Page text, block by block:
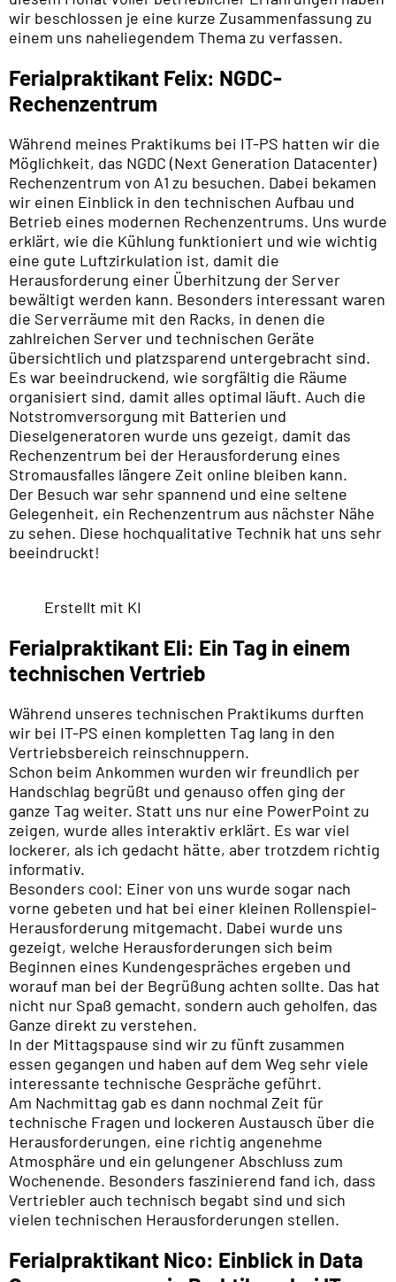
wir beschlossen je eine kurze Zusammenfassung zu
einem uns naheliegendem Thema zu verfassen.
Ferialpraktikant Felix: NGDC-
Rechenzentrum
Während meines Praktikums bei IT-PS hatten wir die
Möglichkeit, das NGDC (Next Generation Datacenter)
Rechenzentrum von A1 zu besuchen. Dabei bekamen
wir einen Einblick in den technischen Aufbau und
Betrieb eines modernen Rechenzentrums. Uns wurde
erklärt, wie die Kühlung funktioniert und wie wichtig
eine gute Luftzirkulation ist, damit die
Herausforderung einer Überhitzung der Server
bewältigt werden kann. Besonders interessant waren
die Serverräume mit den Racks, in denen die
zahlreichen Server und technischen Geräte
übersichtlich und platzsparend untergebracht sind.
Es war beeindruckend, wie sorgfältig die Räume
organisiert sind, damit alles optimal läuft. Auch die
Notstromversorgung mit Batterien und
Dieselgeneratoren wurde uns gezeigt, damit das
Rechenzentrum bei der Herausforderung eines
Stromausfalles längere Zeit online bleiben kann.
Der Besuch war sehr spannend und eine seltene
Gelegenheit, ein Rechenzentrum aus nächster Nähe
zu sehen. Diese hochqualitative Technik hat uns sehr
beeindruckt!
Erstellt mit KI
Ferialpraktikant Eli: Ein Tag in einem
technischen Vertrieb
Während unseres technischen Praktikums durften
wir bei IT-PS einen kompletten Tag lang in den
Vertriebsbereich reinschnuppern.
Schon beim Ankommen wurden wir freundlich per
Handschlag begrüßt und genauso offen ging der
ganze Tag weiter. Statt uns nur eine PowerPoint zu
zeigen, wurde alles interaktiv erklärt. Es war viel
lockerer, als ich gedacht hätte, aber trotzdem richtig
informativ.
Besonders cool: Einer von uns wurde sogar nach
vorne gebeten und hat bei einer kleinen Rollenspiel-
Herausforderung mitgemacht. Dabei wurde uns
gezeigt, welche Herausforderungen sich beim
Beginnen eines Kundengespräches ergeben und
worauf man bei der Begrüßung achten sollte. Das hat
nicht nur Spaß gemacht, sondern auch geholfen, das
Ganze direkt zu verstehen.
In der Mittagspause sind wir zu fünft zusammen
essen gegangen und haben auf dem Weg sehr viele
interessante technische Gespräche geführt.
Am Nachmittag gab es dann nochmal Zeit für
technische Fragen und lockeren Austausch über die
Herausforderungen, eine richtig angenehme
Atmosphäre und ein gelungener Abschluss zum
Wochenende. Besonders faszinierend fand ich, dass
Vertriebler auch technisch begabt sind und sich
vielen technischen Herausforderungen stellen.
Ferialpraktikant Nico: Einblick in Data